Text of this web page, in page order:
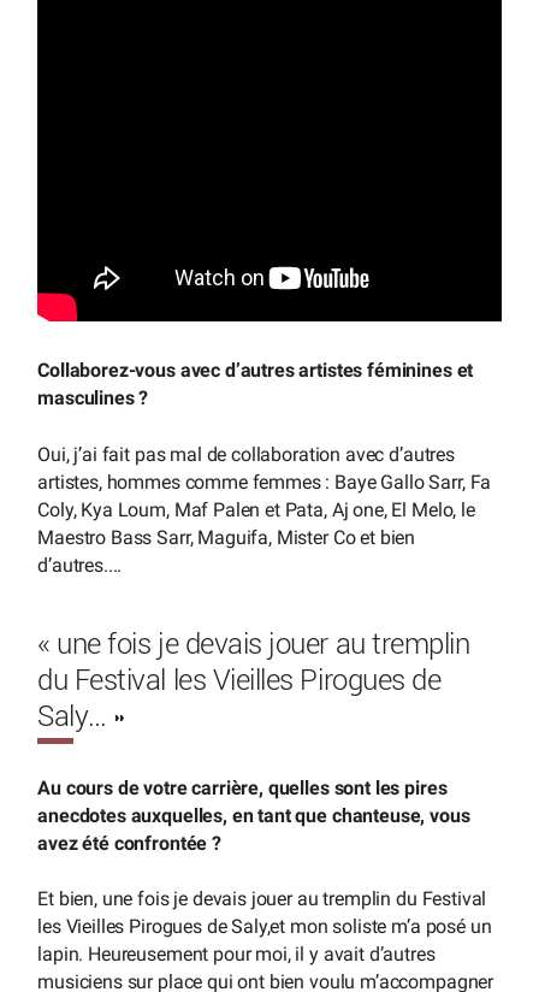
Collaborez-vous avec d’autres artistes féminines et
masculines ?
Oui, j’ai fait pas mal de collaboration avec d’autres
artistes, hommes comme femmes : Baye Gallo Sarr, Fa
Coly, Kya Loum, Maf Palen et Pata, Aj one, El Melo, le
Maestro Bass Sarr, Maguifa, Mister Co et bien
d’autres....
« une fois je devais jouer au tremplin
du Festival les Vieilles Pirogues de
Saly… »
Au cours de votre carrière, quelles sont les pires
anecdotes auxquelles, en tant que chanteuse, vous
avez été confrontée ?
Et bien, une fois je devais jouer au tremplin du Festival
les Vieilles Pirogues de Saly,et mon soliste m’a posé un
lapin. Heureusement pour moi, il y avait d’autres
musiciens sur place qui ont bien voulu m’accompagner